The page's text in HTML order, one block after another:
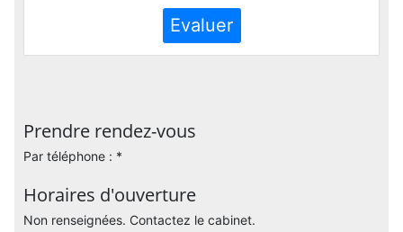
Evaluer
Prendre rendez-vous
Par téléphone : *
Horaires d'ouverture
Non renseignées. Contactez le cabinet.